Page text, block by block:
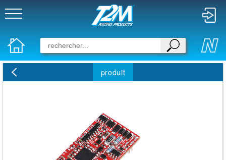
produit